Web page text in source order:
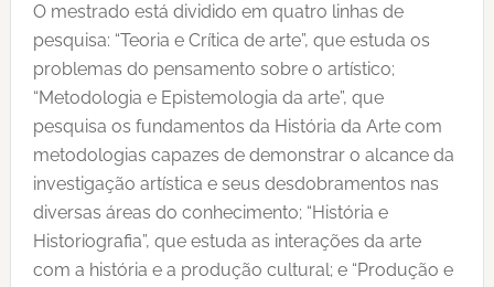
O mestrado está dividido em quatro linhas de
pesquisa: “Teoria e Crítica de arte”, que estuda os
problemas do pensamento sobre o artístico;
“Metodologia e Epistemologia da arte”, que
pesquisa os fundamentos da História da Arte com
metodologias capazes de demonstrar o alcance da
investigação artística e seus desdobramentos nas
diversas áreas do conhecimento; “História e
Historiografia”, que estuda as interações da arte
com a história e a produção cultural; e “Produção e